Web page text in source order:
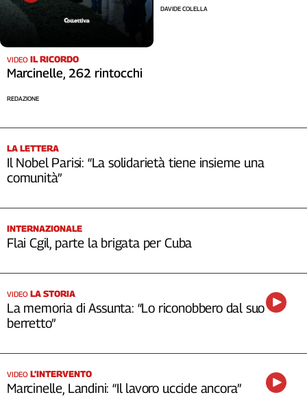
VIDEO IL RICORDO
Marcinelle, 262 rintocchi
REDAZIONE
DAVIDE COLELLA
LA LETTERA
Il Nobel Parisi: “La solidarietà tiene insieme una
comunità”
INTERNAZIONALE
Flai Cgil, parte la brigata per Cuba
VIDEO LA STORIA
La memoria di Assunta: “Lo riconobbero dal suo
berretto”
VIDEO L’INTERVENTO
Marcinelle, Landini: “Il lavoro uccide ancora”